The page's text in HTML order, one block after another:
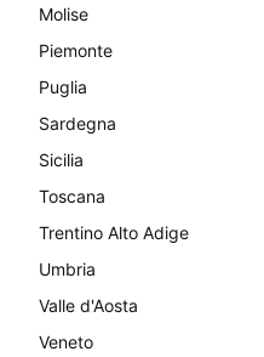
Molise
Piemonte
Puglia
Sardegna
Sicilia
Toscana
Trentino Alto Adige
Umbria
Valle d'Aosta
Veneto